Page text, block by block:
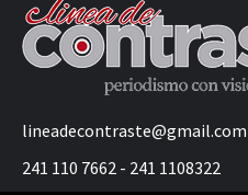
lineadecontraste@gmail.com
241 110 7662 - 241 1108322